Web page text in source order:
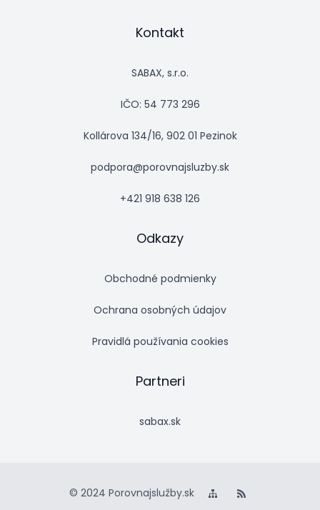
Kontakt
SABAX, s.r.o.
IČO: 54 773 296
Kollárova 134/16, 902 01 Pezinok
podpora@porovnajsluzby.sk
+421 918 638 126
Odkazy
Obchodné podmienky
Ochrana osobných údajov
Pravidlá používania cookies
Partneri
sabax.sk
© 2024 Porovnajslužby.sk